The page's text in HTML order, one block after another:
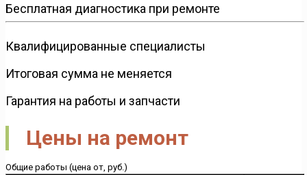
Бесплатная диагностика при ремонте
Квалифицированные специалисты
Итоговая сумма не меняется
Гарантия на работы и запчасти
Цены на ремонт
Общие работы (цена от, руб.)